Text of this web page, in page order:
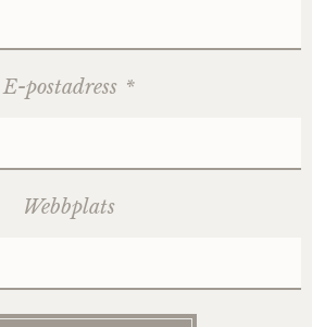
E-postadress *
Webbplats